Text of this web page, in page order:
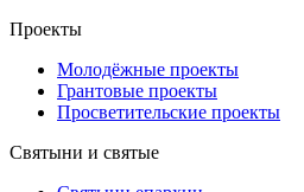
Проекты
Молодёжные проекты
Грантовые проекты
Просветительские проекты
Святыни и святые